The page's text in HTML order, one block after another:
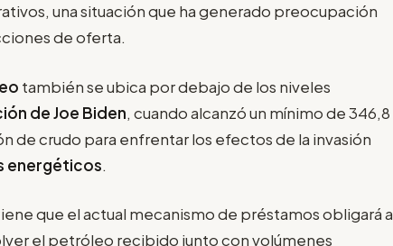
una situación que ha generado preocupación
de oferta.
también se ubica por debajo de los niveles
de Joe Biden, cuando alcanzó un mínimo de 346,8
de crudo para enfrentar los efectos de la invasión
energéticos.
que el actual mecanismo de préstamos obligará a
el petróleo recibido junto con volúmenes